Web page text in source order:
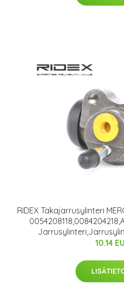
RIDEX Takajarrusylinteri
10.14